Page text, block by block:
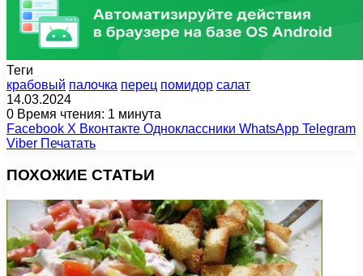
Теги
крабовый палочка перец помидор салат
14.03.2024
0 Время чтения: 1 минута
Facebook X Вконтакте Одноклассники WhatsApp Telegram
Viber Печатать
ПОХОЖИЕ СТАТЬИ